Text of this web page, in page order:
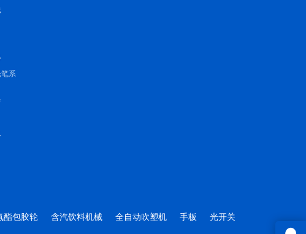
系
酯包胶轮 含汽饮料机械 全自动吹塑机 手板 光开关